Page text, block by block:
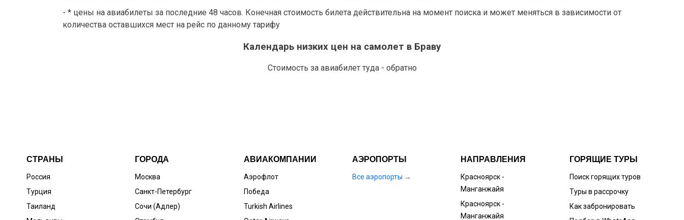
- * цены на авиабилеты за последние 48 часов. Конечная стоимость билета действительна на момент поиска и может меняться в зависимости от
количества оставшихся мест на рейс по данному тарифу
Календарь низких цен на самолет в Браву
Стоимость за авиабилет туда - обратно
СТРАНЫ
Россия
Турция
Таиланд
ГОРОДА
Москва
Санкт-Петербург
Сочи (Адлер)
АВИАКОМПАНИИ
Аэрофлот
Победа
Turkish Airlines
АЭРОПОРТЫ
Все аэропорты →
НАПРАВЛЕНИЯ
Красноярск -
Манганжайя
Красноярск -
Манганжайя
ГОРЯЩИЕ ТУРЫ
Поиск горящих туров
Туры в рассрочку
Как забронировать